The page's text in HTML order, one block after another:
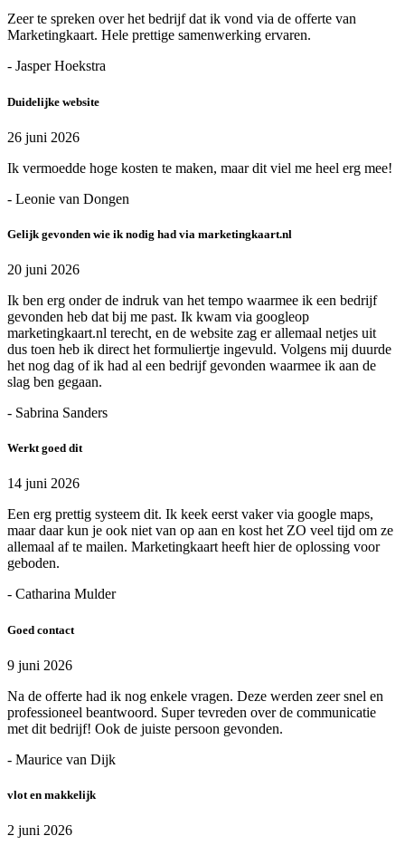
Zeer te spreken over het bedrijf dat ik vond via de offerte van
Marketingkaart. Hele prettige samenwerking ervaren.
- Jasper Hoekstra
Duidelijke website
26 juni 2026
Ik vermoedde hoge kosten te maken, maar dit viel me heel erg mee!
- Leonie van Dongen
Gelijk gevonden wie ik nodig had via marketingkaart.nl
20 juni 2026
Ik ben erg onder de indruk van het tempo waarmee ik een bedrijf
gevonden heb dat bij me past. Ik kwam via googleop
marketingkaart.nl terecht, en de website zag er allemaal netjes uit
dus toen heb ik direct het formuliertje ingevuld. Volgens mij duurde
het nog dag of ik had al een bedrijf gevonden waarmee ik aan de
slag ben gegaan.
- Sabrina Sanders
Werkt goed dit
14 juni 2026
Een erg prettig systeem dit. Ik keek eerst vaker via google maps,
maar daar kun je ook niet van op aan en kost het ZO veel tijd om ze
allemaal af te mailen. Marketingkaart heeft hier de oplossing voor
geboden.
- Catharina Mulder
Goed contact
9 juni 2026
Na de offerte had ik nog enkele vragen. Deze werden zeer snel en
professioneel beantwoord. Super tevreden over de communicatie
met dit bedrijf! Ook de juiste persoon gevonden.
- Maurice van Dijk
vlot en makkelijk
2 juni 2026